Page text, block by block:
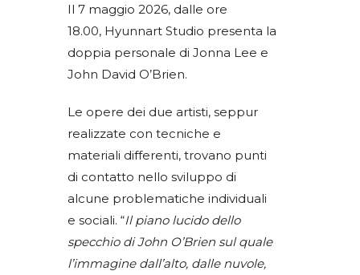
Il 7 maggio 2026, dalle ore
18.00, Hyunnart Studio presenta la
doppia personale di Jonna Lee e
John David O’Brien.
Le opere dei due artisti, seppur
realizzate con tecniche e
materiali differenti, trovano punti
di contatto nello sviluppo di
alcune problematiche individuali
e sociali. “Il piano lucido dello
specchio di John O’Brien sul quale
l’immagine dall’alto, dalle nuvole,